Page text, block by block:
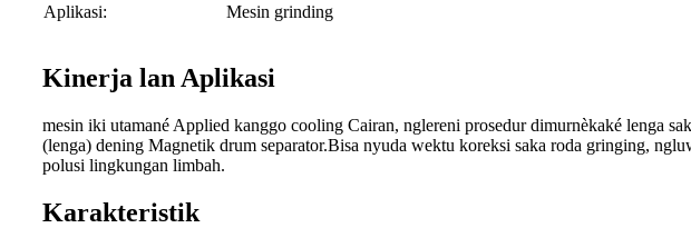
Aplikasi:
Mesin grinding
Kinerja lan Aplikasi
mesin iki utamané Applied kanggo cooling Cairan, nglereni prosedur dimurnèkaké lenga
(lenga) dening Magnetik drum separator.Bisa nyuda wektu koreksi saka roda gringing,
polusi lingkungan limbah.
Karakteristik